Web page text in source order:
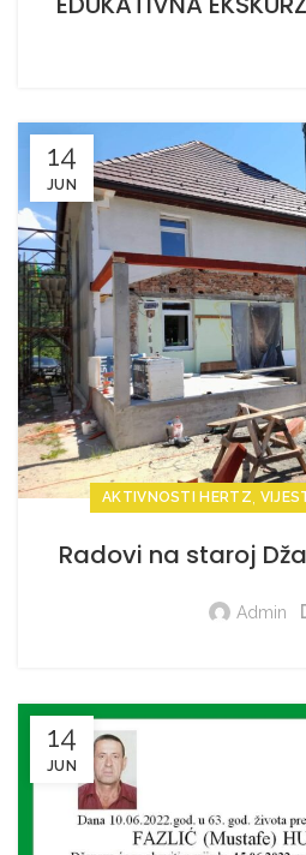
14
JUN
AKTIVNOSTI HERTZ
Radovi na staroj
Admin
14
JUN